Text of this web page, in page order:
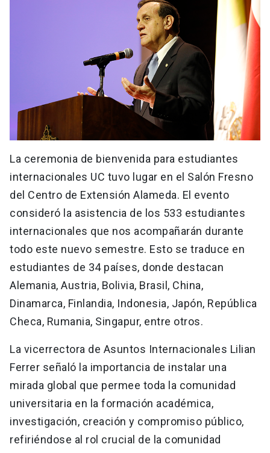
La ceremonia de bienvenida para estudiantes
internacionales UC tuvo lugar en el Salón Fresno
del Centro de Extensión Alameda. El evento
consideró la asistencia de los 533 estudiantes
internacionales que nos acompañarán durante
todo este nuevo semestre. Esto se traduce en
estudiantes de 34 países, donde destacan
Alemania, Austria, Bolivia, Brasil, China,
Dinamarca, Finlandia, Indonesia, Japón, República
Checa, Rumania, Singapur, entre otros.
La vicerrectora de Asuntos Internacionales Lilian
Ferrer señaló la importancia de instalar una
mirada global que permee toda la comunidad
universitaria en la formación académica,
investigación, creación y compromiso público,
refiriéndose al rol crucial de la comunidad